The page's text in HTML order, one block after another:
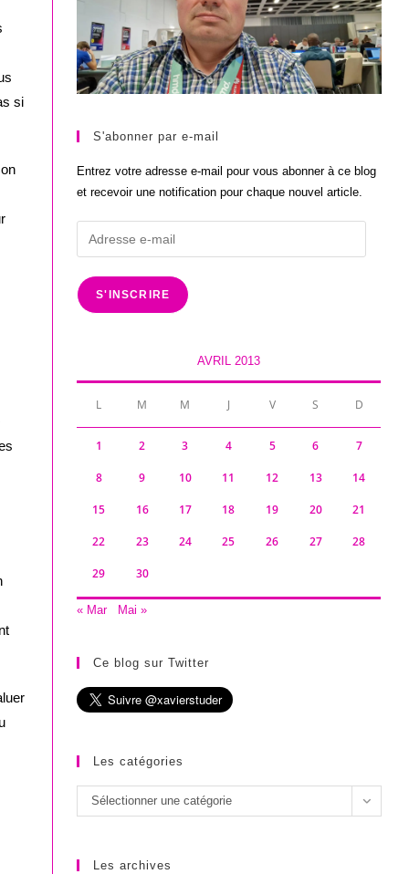
si
S'abonner par e-mail
Entrez votre adresse e-mail pour vous abonner à ce blog
et recevoir une notification pour chaque nouvel article.
Adresse
e-
mail
S'INSCRIRE
AVRIL 2013
L M M J V S D
1 2 3 4 5 6 7
8 9 10 11 12 13 14
15 16 17 18 19 20 21
22 23 24 25 26 27 28
29 30
« Mar Mai »
Ce blog sur Twitter
Les catégories
Les
catégories
Sélectionner une catégorie
Les archives